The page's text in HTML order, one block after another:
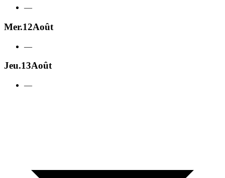
—
Mer.12Août
—
Jeu.13Août
—